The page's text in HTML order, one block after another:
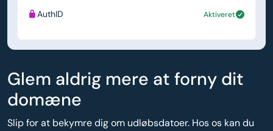
AuthID Aktiveret
Glem aldrig mere at forny dit
domæne
Slip for at bekymre dig om udløbsdatoer. Hos os kan du